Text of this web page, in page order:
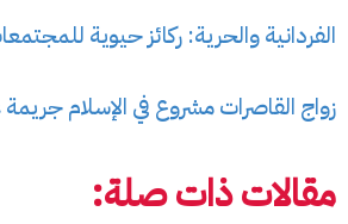
الفردانية والحرية: ركائز حيوية
زواج القاصرات مشروع في الإسلام
مقالات ذات صلة: